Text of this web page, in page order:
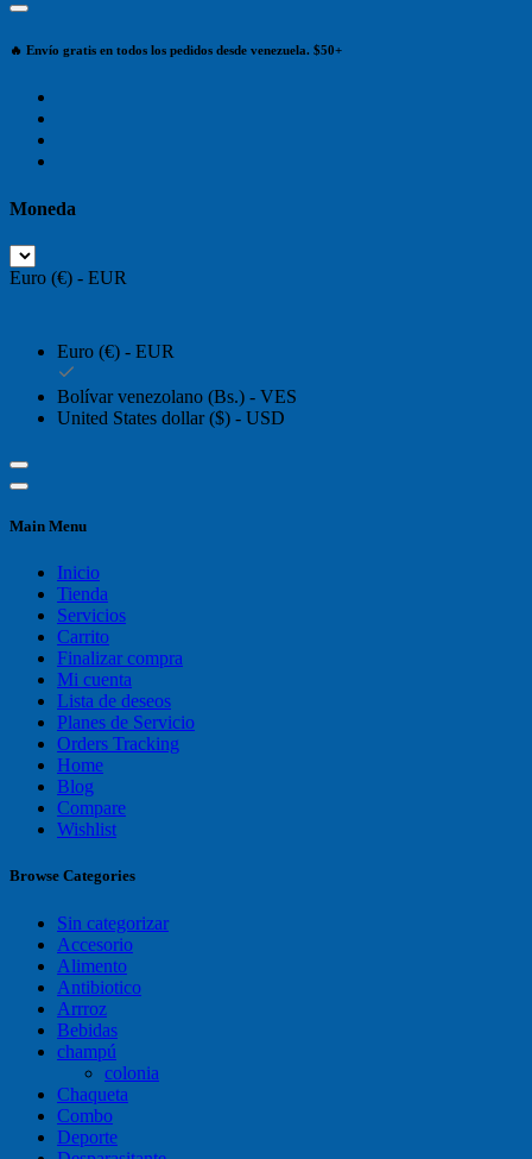
🔥 Envío gratis en todos los pedidos desde venezuela. $50+
Moneda
Euro (€) - EUR
Euro (€) - EUR
Bolívar venezolano (Bs.) - VES
United States dollar ($) - USD
Main Menu
Inicio
Tienda
Servicios
Carrito
Finalizar compra
Mi cuenta
Lista de deseos
Planes de Servicio
Orders Tracking
Home
Blog
Compare
Wishlist
Browse Categories
Sin categorizar
Accesorio
Alimento
Antibiotico
Arrroz
Bebidas
champú
colonia
Chaqueta
Combo
Deporte